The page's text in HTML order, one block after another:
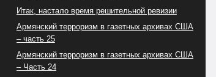
Итак, настало время решительной ревизии
Армянский терроризм в газетных архивах США
– часть 25
Армянский терроризм в газетных архивах США
– Часть 24